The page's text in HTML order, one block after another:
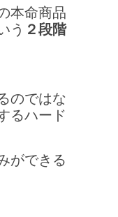
本命商品
う ２段階
のではな
るハード
ができる